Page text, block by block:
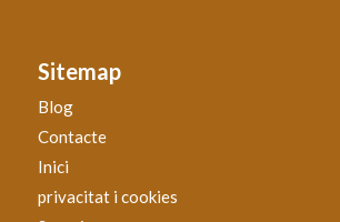
Sitemap
Blog
Contacte
Inici
privacitat i cookies